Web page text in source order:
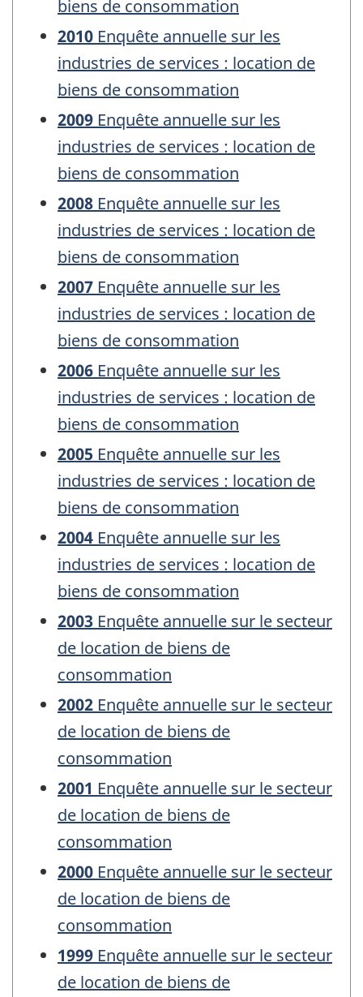
biens de consommation
2010 Enquête annuelle sur les
industries de services : location de
biens de consommation
2009 Enquête annuelle sur les
industries de services : location de
biens de consommation
2008 Enquête annuelle sur les
industries de services : location de
biens de consommation
2007 Enquête annuelle sur les
industries de services : location de
biens de consommation
2006 Enquête annuelle sur les
industries de services : location de
biens de consommation
2005 Enquête annuelle sur les
industries de services : location de
biens de consommation
2004 Enquête annuelle sur les
industries de services : location de
biens de consommation
2003 Enquête annuelle sur le secteur
de location de biens de
consommation
2002 Enquête annuelle sur le secteur
de location de biens de
consommation
2001 Enquête annuelle sur le secteur
de location de biens de
consommation
2000 Enquête annuelle sur le secteur
de location de biens de
consommation
1999 Enquête annuelle sur le secteur
de location de biens de